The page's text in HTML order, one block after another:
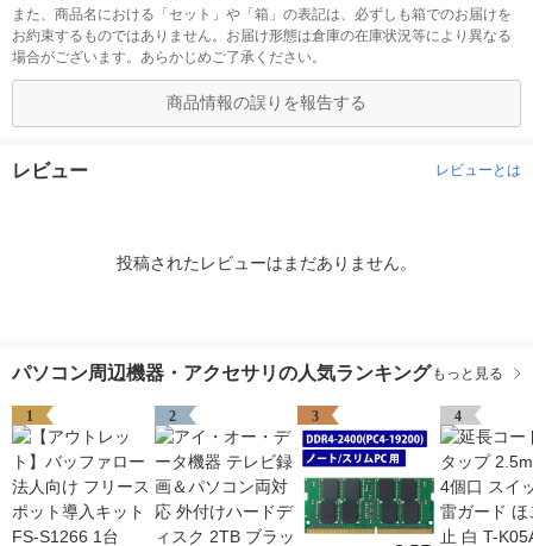
また、商品名における「セット」や「箱」の表記は、必ずしも箱でのお届けを
お約束するものではありません。お届け形態は倉庫の在庫状況等により異なる
場合がございます。あらかじめご了承ください。
商品情報の誤りを報告する
レビュー レビューとは
投稿されたレビューはまだありません。
パソコン周辺機器・アクセサリの人気ランキング もっと見る
1 2 3 4